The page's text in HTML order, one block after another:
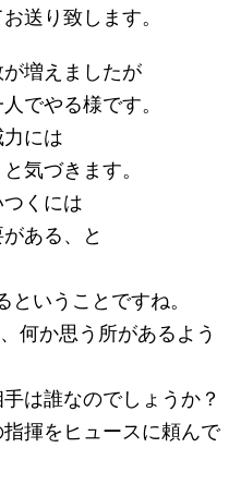
送り致します。
増えましたが
でやる様です。
には
気づきます。
くには
ある、と
ということですね。
何か思う所があるよう
は誰なのでしょうか？
揮をヒュースに頼んで